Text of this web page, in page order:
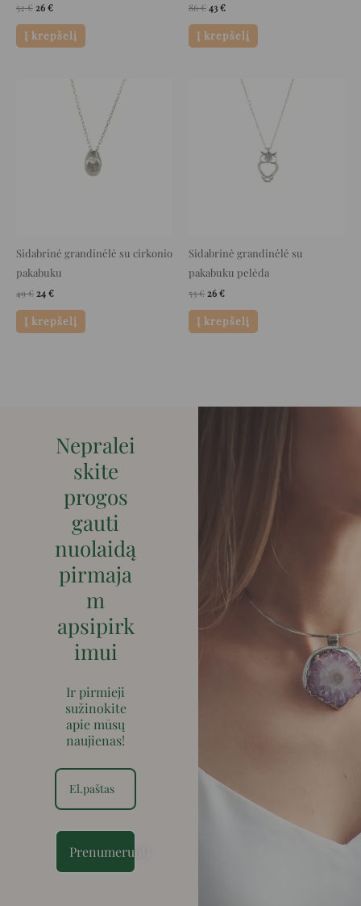
52€ 26€
Į krepšelį
86€43€
Į krepšelį
Sidabrinė grandinėlė su cirkonio
pakabuku
49€24€
Current
price
Į krepšelį
Sidabrinė grandinėlė su
pakabuku pelėda
53€26€
Current
price
Į krepšelį
Nepralei
skite
progos
gauti
nuolaidą
pirmaja
m
apsipirk
imui
Ir pirmieji
sužinokite
apie mūsų
naujienas!
Prenumeruoti